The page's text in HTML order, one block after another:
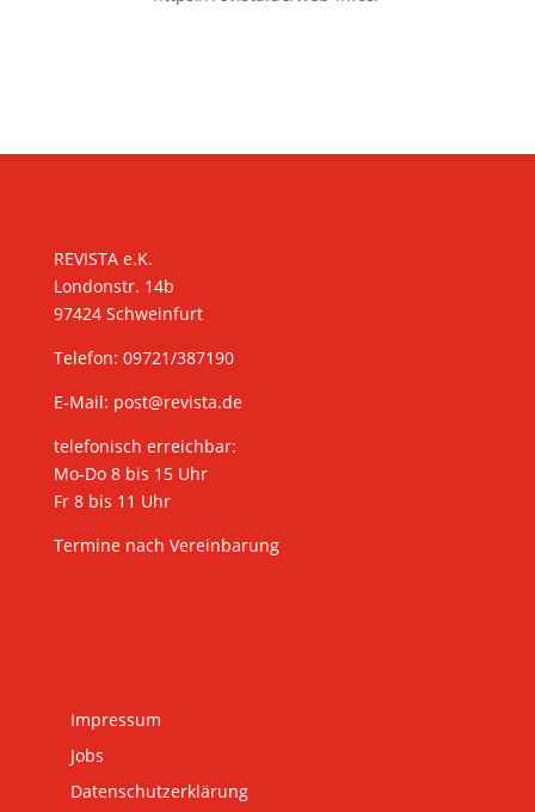
REVISTA e.K.
Londonstr. 14b
97424 Schweinfurt
Telefon: 09721/387190
E-Mail: post@revista.de
telefonisch erreichbar:
Mo-Do 8 bis 15 Uhr
Fr 8 bis 11 Uhr
Termine nach Vereinbarung
Impressum
Jobs
Datenschutzerklärung